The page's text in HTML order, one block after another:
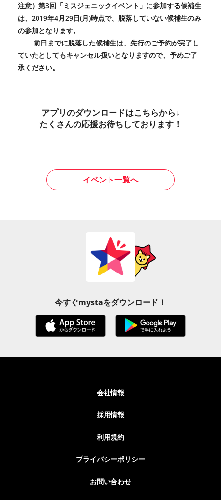
注意）第3回「ミスジェニックイベント」に参加する候補生
は、2019年4月29日(月)時点で、脱落していない候補生のみ
の参加となります。
前日までに脱落した候補生は、先行のご予約が完了し
ていたとしてもキャンセル扱いとなりますので、予めご了
承ください。
アプリのダウンロードはこちらから↓
たくさんの応援お待ちしております！
イベント一覧へ
今すぐmystaをダウンロード！
会社情報
採用情報
利用規約
プライバシーポリシー
お問い合わせ